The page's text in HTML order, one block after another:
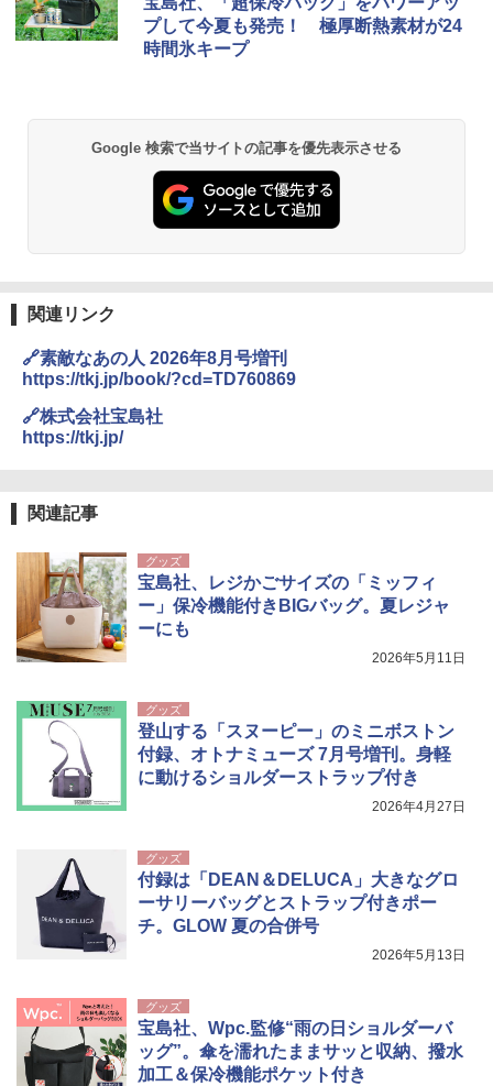
プして今夏も発売！ 極厚断熱素材が24
時間氷キープ
Google 検索で当サイトの記事を優先表示させる
関連リンク
🔗素敵なあの人 2026年8月号増刊
https://tkj.jp/book/?cd=TD760869
🔗株式会社宝島社
https://tkj.jp/
関連記事
グッズ
宝島社、レジかごサイズの「ミッフィ
ー」保冷機能付きBIGバッグ。夏レジャ
ーにも
2026年5月11日
グッズ
登山する「スヌーピー」のミニボストン
付録、オトナミューズ 7月号増刊。身軽
に動けるショルダーストラップ付き
2026年4月27日
グッズ
付録は「DEAN＆DELUCA」大きなグロ
ーサリーバッグとストラップ付きポー
チ。GLOW 夏の合併号
2026年5月13日
グッズ
宝島社、Wpc.監修“雨の日ショルダーバ
ッグ”。傘を濡れたままサッと収納、撥水
加工＆保冷機能ポケット付き